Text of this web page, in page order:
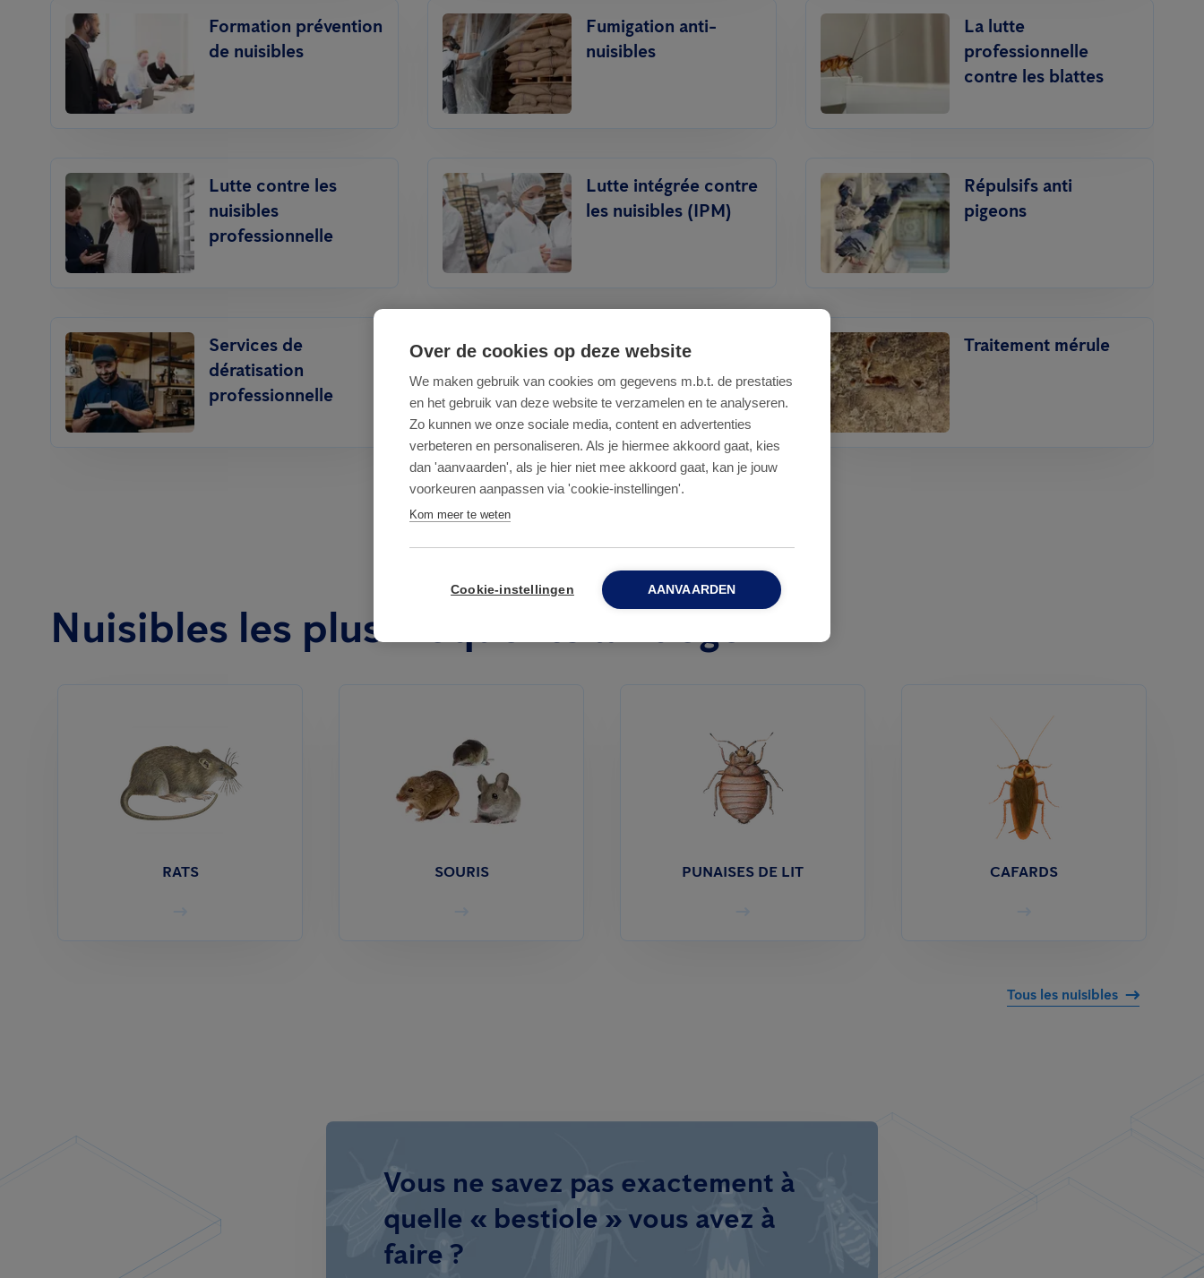
Formation prévention
de nuisibles
Fumigation anti-
nuisibles
La lutte
professionnelle
contre les blattes
Lutte contre les
nuisibles
professionnelle
Lutte intégrée contre
les nuisibles (IPM)
Répulsifs anti
pigeons
Services de
dératisation
professionnelle
Traitement contre les
Traitement mérule
Nuisibles les plus fréquents à Edegem
RATS SOURIS PUNAISES DE LIT CAFARDS
Tous les nuisibles
Vous ne savez pas exactement à
quelle « bestiole » vous avez à
faire ?
Over de cookies op deze website
We maken gebruik van cookies om gegevens m.b.t. de prestaties
en het gebruik van deze website te verzamelen en te analyseren.
Zo kunnen we onze sociale media, content en advertenties
verbeteren en personaliseren. Als je hiermee akkoord gaat, kies
dan 'aanvaarden', als je hier niet mee akkoord gaat, kan je jouw
voorkeuren aanpassen via 'cookie-instellingen'.
Kom meer te weten
Cookie-instellingen AANVAARDEN